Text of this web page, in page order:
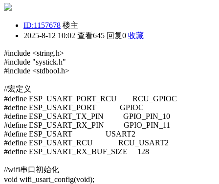
ID:1157678 楼主
2025-8-12 10:02 查看645 回复0 收藏
#include <string.h>
#include "systick.h"
#include <stdbool.h>
//宏定义
#define ESP_USART_PORT_RCU RCU_GPIOC
#define ESP_USART_PORT GPIOC
#define ESP_USART_TX_PIN GPIO_PIN_10
#define ESP_USART_RX_PIN GPIO_PIN_11
#define ESP_USART USART2
#define ESP_USART_RCU RCU_USART2
#define ESP_USART_RX_BUF_SIZE 128
//wifi串口初始化
void wifi_usart_config(void);